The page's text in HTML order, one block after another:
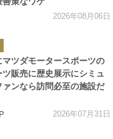
2026年08月06日
ツダモータースポーツの
販売に歴史展示にシミュ
ァンなら訪問必至の施設だ
2026年07月31日